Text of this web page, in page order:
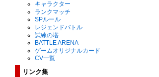
キャラクター
ランクマッチ
SPルール
レジェンドバトル
試練の塔
BATTLE ARENA
ゲームオリジナルカード
CV一覧
リンク集